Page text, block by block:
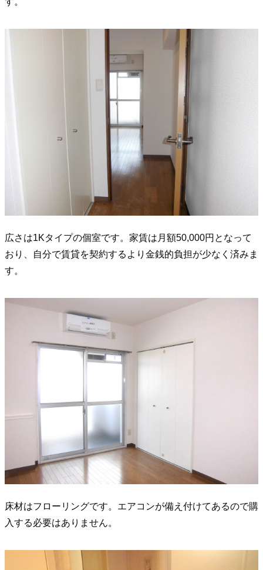
広さは1Kタイプの個室です。家賃は月額50,000円となって
おり、自分で賃貸を契約するより金銭的負担が少なく済みま
す。
床材はフローリングです。エアコンが備え付けてあるので購
入する必要はありません。